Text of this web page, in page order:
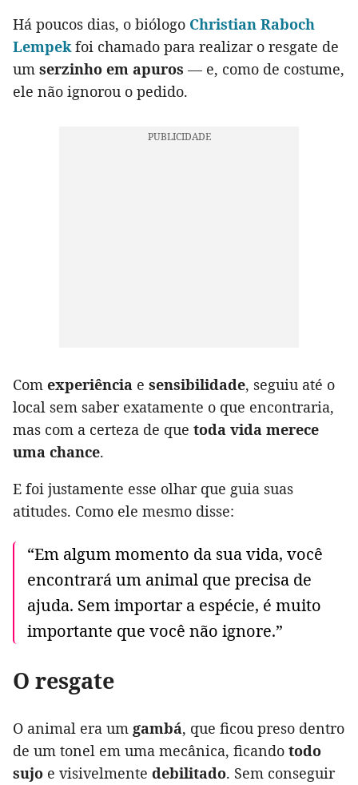
Há poucos dias, o biólogo Christian Raboch
Lempekfoi chamado para realizar o resgate de
um serzinho em apuros — e, como de costume,
ele não ignorou o pedido.
Com experiência e sensibilidade, seguiu até o
local sem saber exatamente o que encontraria,
mas com a certeza de que toda vida merece
uma chance.
E foi justamente esse olhar que guia suas
atitudes. Como ele mesmo disse:
“Em algum momento da sua vida, você
encontrará um animal que precisa de
ajuda. Sem importar a espécie, é muito
importante que você não ignore.”
O resgate
O animal era um gambá, que ficou preso dentro
de um tonel em uma mecânica, ficando todo
sujo e visivelmente debilitado. Sem conseguir